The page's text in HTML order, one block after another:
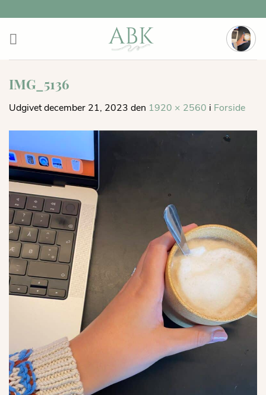
indhold
IMG_5136
Udgivetdecember 21, 2023 den 1920 × 2560 i Forside